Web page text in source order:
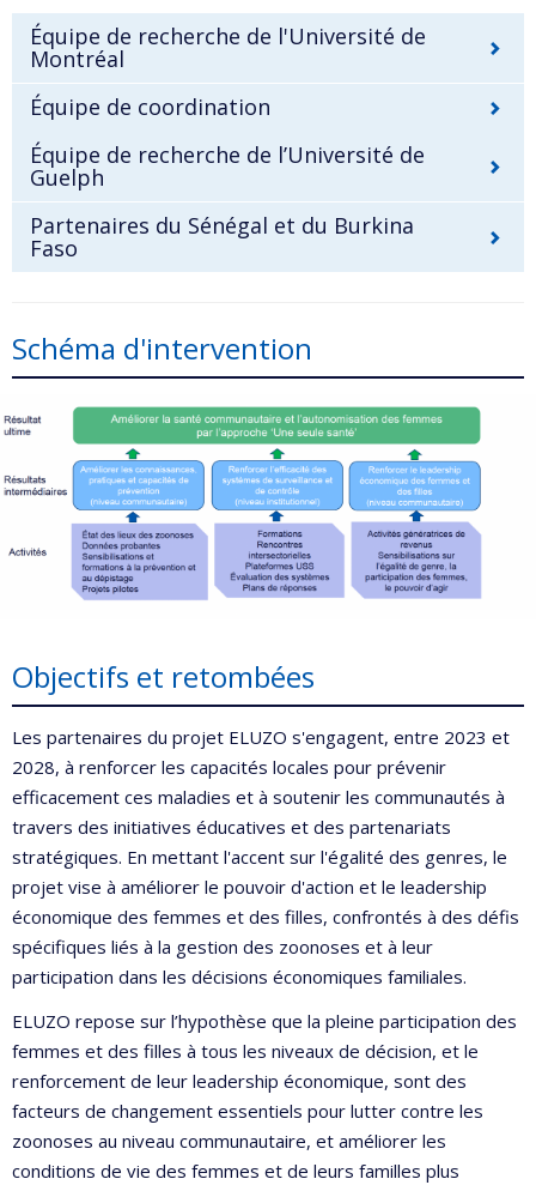
Équipe de recherche de l'Université de
Montréal
Équipe de coordination
Équipe de recherche de l’Université de
Guelph
Partenaires du Sénégal et du Burkina
Faso
Schéma d'intervention
Objectifs et retombées
Les partenaires du projet ELUZO s'engagent, entre 2023 et
2028, à renforcer les capacités locales pour prévenir
efficacement ces maladies et à soutenir les communautés à
travers des initiatives éducatives et des partenariats
stratégiques. En mettant l'accent sur l'égalité des genres, le
projet vise à améliorer le pouvoir d'action et le leadership
économique des femmes et des filles, confrontés à des défis
spécifiques liés à la gestion des zoonoses et à leur
participation dans les décisions économiques familiales.
ELUZO repose sur l’hypothèse que la pleine participation des
femmes et des filles à tous les niveaux de décision, et le
renforcement de leur leadership économique, sont des
facteurs de changement essentiels pour lutter contre les
zoonoses au niveau communautaire, et améliorer les
conditions de vie des femmes et de leurs familles plus